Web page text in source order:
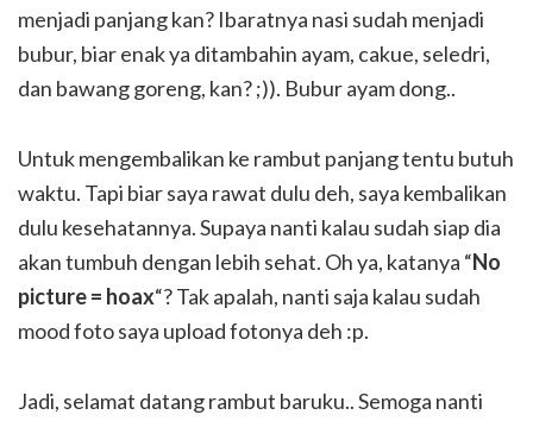
menjadi panjang kan? Ibaratnya nasi sudah menjadi
bubur, biar enak ya ditambahin ayam, cakue, seledri,
dan bawang goreng, kan? ;)). Bubur ayam dong..
Untuk mengembalikan ke rambut panjang tentu butuh
waktu. Tapi biar saya rawat dulu deh, saya kembalikan
dulu kesehatannya. Supaya nanti kalau sudah siap dia
akan tumbuh dengan lebih sehat. Oh ya, katanya “No
picture = hoax“? Tak apalah, nanti saja kalau sudah
mood foto saya upload fotonya deh :p.
Jadi, selamat datang rambut baruku.. Semoga nanti